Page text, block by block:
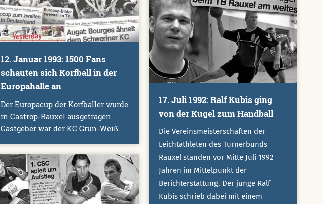
12. Januar 1993: 1500 Fans
schauten sich Korfball in der
Europahalle an
Der Europacup der Korfballer wurde
in Castrop-Rauxel ausgetragen.
Gastgeber war der KC Grün-Weiß.
17. Juli 1992: Ralf Kubis ging
von der Kugel zum Handball
Die Vereinsmeisterschaften der
Leichtathleten des Turnerbunds
Rauxel standen vor Mitte Juli 1992
Jahren im Mittelpunkt der
Berichterstattung. Der junge Ralf
Kubis schrieb dabei mit einem